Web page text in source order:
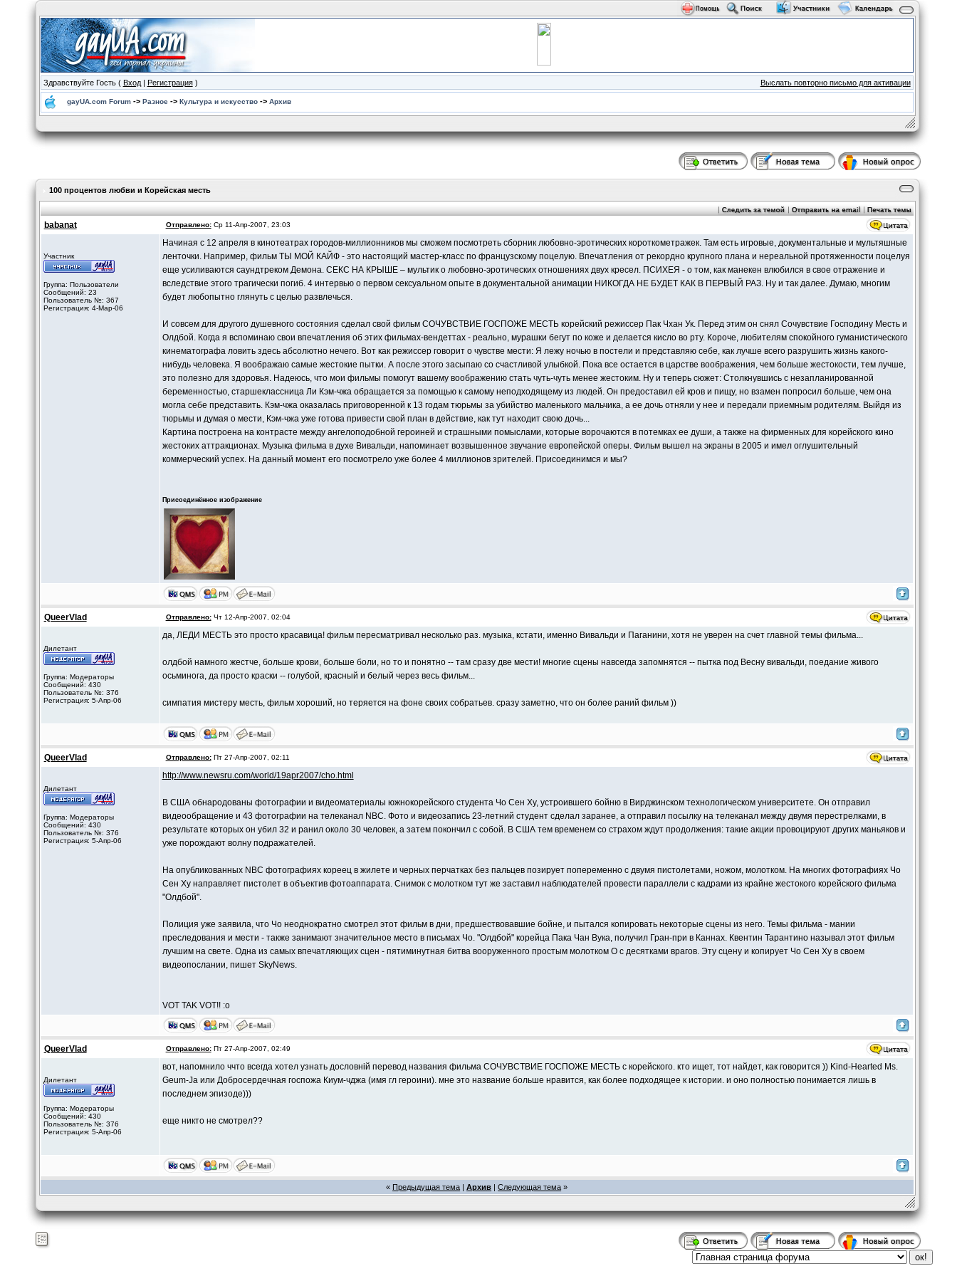
Здравствуйте Гость ( Вход| Регистрация) Выслать повторно письмо для активации
gayUA.com Forum-> Разное-> Культура и искусство-> Архив
100 процентов любви и Корейская месть
babanat Отправлено:Ср 11-Апр-2007, 23:03
Участник
Группа: Пользователи
Сообщений: 23
Пользователь №: 367
Регистрация: 4-Мар-06
Начиная с 12 апреля в кинотеатрах городов-миллионников мы сможем посмотреть сборник любовно-эротических короткометражек. Там есть игровые, документальные и мультяшные
ленточки. Например, фильм ТЫ МОЙ КАЙФ - это настоящий мастер-класс по французскому поцелую. Впечатления от рекордно крупного плана и нереальной протяженности поцелуя
еще усиливаются саундтреком Демона. СЕКС НА КРЫШЕ – мультик о любовно-эротических отношениях двух кресел. ПСИХЕЯ - о том, как манекен влюбился в свое отражение и
вследствие этого трагически погиб. 4 интервью о первом сексуальном опыте в документальной анимации НИКОГДА НЕ БУДЕТ КАК В ПЕРВЫЙ РАЗ. Ну и так далее. Думаю, многим
будет любопытно глянуть с целью развлечься.
И совсем для другого душевного состояния сделал свой фильм СОЧУВСТВИЕ ГОСПОЖЕ МЕСТЬ корейский режиссер Пак Чхан Ук. Перед этим он снял Сочувствие Господину Месть и
Олдбой. Когда я вспоминаю свои впечатления об этих фильмах-вендеттах - реально, мурашки бегут по коже и делается кисло во рту. Короче, любителям спокойного гуманистического
кинематографа ловить здесь абсолютно нечего. Вот как режиссер говорит о чувстве мести: Я лежу ночью в постели и представляю себе, как лучше всего разрушить жизнь какого-
нибудь человека. Я воображаю самые жестокие пытки. А после этого засыпаю со счастливой улыбкой. Пока все остается в царстве воображения, чем больше жестокости, тем лучше,
это полезно для здоровья. Надеюсь, что мои фильмы помогут вашему воображению стать чуть-чуть менее жестоким. Ну и теперь сюжет: Столкнувшись с незапланированной
беременностью, старшеклассница Ли Кэм-чжа обращается за помощью к самому неподходящему из людей. Он предоставил ей кров и пищу, но взамен попросил больше, чем она
могла себе представить. Кэм-чжа оказалась приговоренной к 13 годам тюрьмы за убийство маленького мальчика, а ее дочь отняли у нее и передали приемным родителям. Выйдя из
тюрьмы и думая о мести, Кэм-чжа уже готова привести свой план в действие, как тут находит свою дочь...
Картина построена на контрасте между ангелоподобной героиней и страшными помыслами, которые ворочаются в потемках ее души, а также на фирменных для корейского кино
жестоких аттракционах. Музыка фильма в духе Вивальди, напоминает возвышенное звучание европейской оперы. Фильм вышел на экраны в 2005 и имел оглушительный
коммерческий успех. На данный момент его посмотрело уже более 4 миллионов зрителей. Присоединимся и мы?
Присоединённое изображение
QueerVlad Отправлено:Чт 12-Апр-2007, 02:04
Дилетант
Группа: Модераторы
Сообщений: 430
Пользователь №: 376
Регистрация: 5-Апр-06
да, ЛЕДИ МЕСТЬ это просто красавица! фильм пересматривал несколько раз. музыка, кстати, именно Вивальди и Паганини, хотя не уверен на счет главной темы фильма...
олдбой намного жестче, больше крови, больше боли, но то и понятно -- там сразу две мести! многие сцены навсегда запомнятся -- пытка под Весну вивальди, поедание живого
осьминога, да просто краски -- голубой, красный и белый через весь фильм...
симпатия мистеру месть, фильм хороший, но теряется на фоне своих собратьев. сразу заметно, что он более раний фильм ))
QueerVlad Отправлено:Пт 27-Апр-2007, 02:11
Дилетант
Группа: Модераторы
Сообщений: 430
Пользователь №: 376
Регистрация: 5-Апр-06
http://www.newsru.com/world/19apr2007/cho.html
В США обнародованы фотографии и видеоматериалы южнокорейского студента Чо Сен Ху, устроившего бойню в Вирджинском технологическом университете. Он отправил
видеообращение и 43 фотографии на телеканал NBC. Фото и видеозапись 23-летний студент сделал заранее, а отправил посылку на телеканал между двумя перестрелками, в
результате которых он убил 32 и ранил около 30 человек, а затем покончил с собой. В США тем временем со страхом ждут продолжения: такие акции провоцируют других маньяков и
уже порождают волну подражателей.
На опубликованных NBC фотографиях кореец в жилете и черных перчатках без пальцев позирует попеременно с двумя пистолетами, ножом, молотком. На многих фотографиях Чо
Сен Ху направляет пистолет в объектив фотоаппарата. Cнимок с молотком тут же заставил наблюдателей провести параллели с кадрами из крайне жестокого корейского фильма
"Олдбой".
Полиция уже заявила, что Чо неоднократно смотрел этот фильм в дни, предшествовавшие бойне, и пытался копировать некоторые сцены из него. Темы фильма - мании
преследования и мести - также занимают значительное место в письмах Чо. "Олдбой" корейца Пака Чан Вука, получил Гран-при в Каннах. Квентин Тарантино называл этот фильм
лучшим на свете. Одна из самых впечатляющих сцен - пятиминутная битва вооруженного простым молотком О с десятками врагов. Эту сцену и копирует Чо Сен Ху в своем
видеопослании, пишет SkyNews.
VOT TAK VOT!! :o
QueerVlad Отправлено:Пт 27-Апр-2007, 02:49
Дилетант
Группа: Модераторы
Сообщений: 430
Пользователь №: 376
Регистрация: 5-Апр-06
вот, напомнило ччто всегда хотел узнать дословній перевод названия фильма СОЧУВСТВИЕ ГОСПОЖЕ МЕСТЬ с корейского. кто ищет, тот найдет, как говорится )) Kind-Hearted Ms.
Geum-Ja или Добросердечная госпожа Киум-чджа (имя гл героини). мне это название больше нравится, как более подходящее к истории. и оно полностью понимается лишь в
последнем эпизоде)))
еще никто не смотрел??
«Предыдущая тема |Архив |Следующая тема »